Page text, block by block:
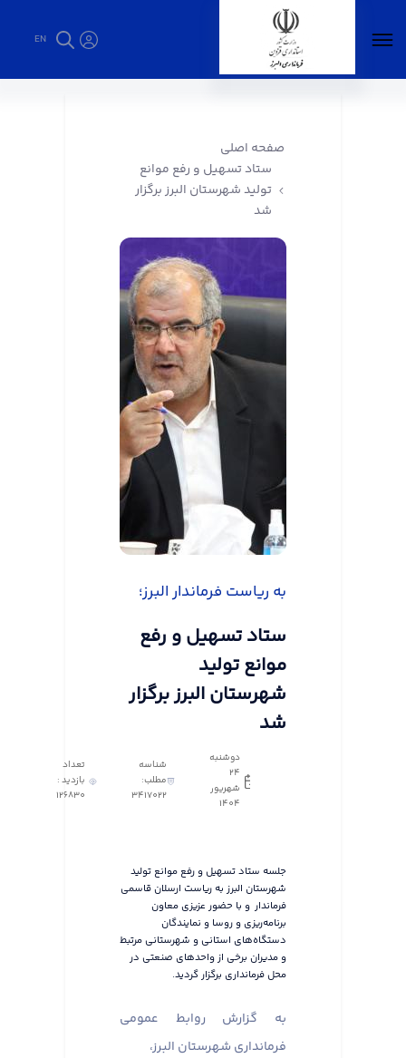
EN
صفحه اصلی
ستاد تسهیل و رفع موانع
تولید شهرستان البرز برگزار
شد
به ریاست فرماندار البرز؛
ستاد تسهیل و رفع
موانع تولید
شهرستان البرز برگزار
شد
دوشنبه
24
شهریور
1404
شناسه
مطلب:
3417022
تعداد
بازدید :
126830
جلسه ستاد تسهیل و رفع موانع تولید
شهرستان البرز به ریاست ارسلان قاسمی
فرماندار و با حضور عزیزی معاون
برنامه‌ریزی و روسا و نمایندگان
دستگاه‌های استانی و شهرستانی مرتبط
و مدیران برخی از واحدهای صنعتی در
محل فرمانداری برگزار گردید.
به گزارش روابط عمومی
فرمانداری شهرستان البرز،